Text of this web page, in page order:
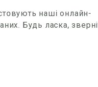
наші онлайн-
Будь ласка,